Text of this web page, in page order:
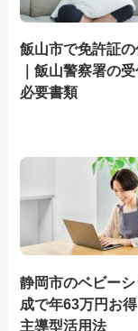
飯山市で免許証
｜飯山警察署の
必要書類
静岡市のベビー
成で年63万円お
主導型活用法